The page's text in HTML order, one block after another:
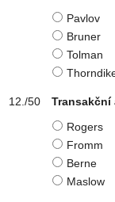
Pavlov
Bruner
Tolman
Transakční
Rogers
Fromm
Berne
Maslow